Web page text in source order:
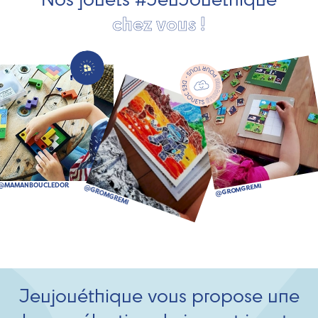
chez vous !
Jeujouéthique vous propose une